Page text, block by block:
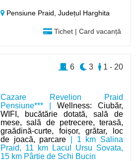
Pensiune Praid,Județul Harghita
Tichet | Card vacanță
Cazare Revelion Praid
Pensiune*** |Wellness: Ciubăr,
WIFI, bucătărie dotată, sală de
mese, sală de petrecere, terasă,
graădină-curte, foișor, grătar, loc
de joacă, parcare | 1 km Salina
Praid, 11 km Lacul Ursu Sovata,
15 km Pârtie de Schi Bucin
1 - 20
3
6